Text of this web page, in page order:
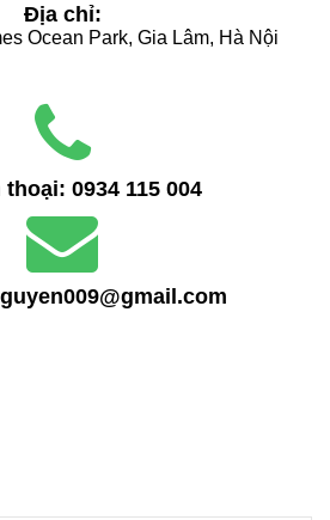
Địa chỉ:
Ocean Park, Gia Lâm, Hà Nội
thoại: 0934 115 004